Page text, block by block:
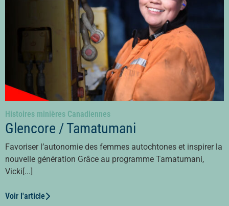
Histoires minières Canadiennes
Glencore / Tamatumani
Favoriser l’autonomie des femmes autochtones et inspirer la
nouvelle génération Grâce au programme Tamatumani,
Vicki[...]
Voir l'article